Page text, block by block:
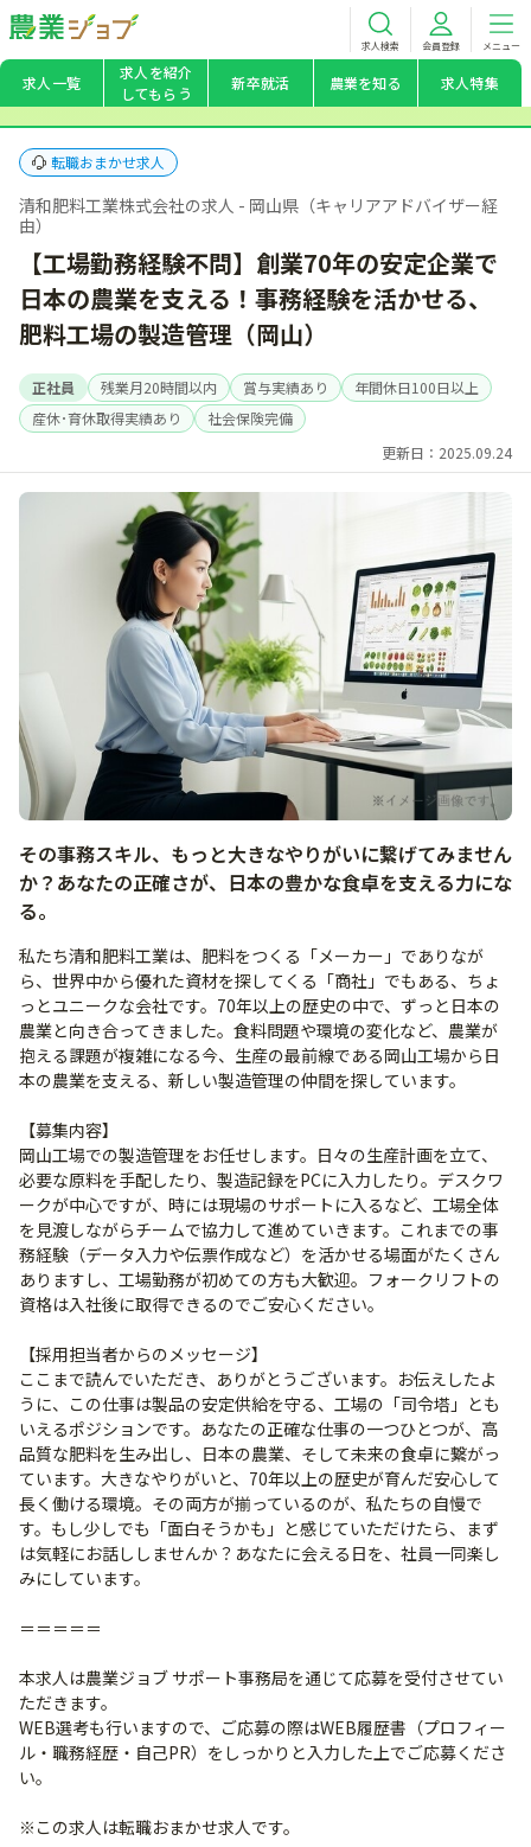
求人検索 会員登録 メニュー
求人一覧
求人を紹介
してもらう
新卒就活 農業を知る 求人特集
転職おまかせ求人
清和肥料工業株式会社の求人 - 岡山県（キャリアアドバイザー経
由）
【工場勤務経験不問】創業70年の安定企業で
日本の農業を支える！事務経験を活かせる、
肥料工場の製造管理（岡山）
正社員 残業月20時間以内 賞与実績あり
年間休日100日以上
産休･育休取得実績あり
社会保険完備
更新日：2025.09.24
その事務スキル、もっと大きなやりがいに繋げてみません
か？あなたの正確さが、日本の豊かな食卓を支える力にな
る。
私たち清和肥料工業は、肥料をつくる「メーカー」でありなが
ら、世界中から優れた資材を探してくる「商社」でもある、ちょ
っとユニークな会社です。70年以上の歴史の中で、ずっと日本の
農業と向き合ってきました。食料問題や環境の変化など、農業が
抱える課題が複雑になる今、生産の最前線である岡山工場から日
本の農業を支える、新しい製造管理の仲間を探しています。
【募集内容】
岡山工場での製造管理をお任せします。日々の生産計画を立て、
必要な原料を手配したり、製造記録をPCに入力したり。デスクワ
ークが中心ですが、時には現場のサポートに入るなど、工場全体
を見渡しながらチームで協力して進めていきます。これまでの事
務経験（データ入力や伝票作成など）を活かせる場面がたくさん
ありますし、工場勤務が初めての方も大歓迎。フォークリフトの
資格は入社後に取得できるのでご安心ください。
【採用担当者からのメッセージ】
ここまで読んでいただき、ありがとうございます。お伝えしたよ
うに、この仕事は製品の安定供給を守る、工場の「司令塔」とも
いえるポジションです。あなたの正確な仕事の一つひとつが、高
品質な肥料を生み出し、日本の農業、そして未来の食卓に繋がっ
ています。大きなやりがいと、70年以上の歴史が育んだ安心して
長く働ける環境。その両方が揃っているのが、私たちの自慢で
す。もし少しでも「面白そうかも」と感じていただけたら、まず
は気軽にお話ししませんか？あなたに会える日を、社員一同楽し
みにしています。
＝＝＝＝＝
本求人は農業ジョブ サポート事務局を通じて応募を受付させてい
ただきます。
WEB選考も行いますので、ご応募の際はWEB履歴書（プロフィー
ル・職務経歴・自己PR）をしっかりと入力した上でご応募くださ
い。
※この求人は転職おまかせ求人です。